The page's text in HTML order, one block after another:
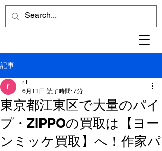
記事
東京都江東区で大量のパイ
プ・ZIPPOの買取は【ヨー
ンミッケ買取】へ！作家パ
r t
6月11日 読了時間: 7分